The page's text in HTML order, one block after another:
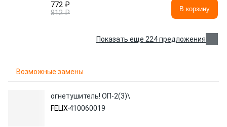
772 ₽
812 ₽
В корзину
Показать еще 224 предложения
Возможные замены
огнетушитель! ОП-2(3)\
FELIX 410060019